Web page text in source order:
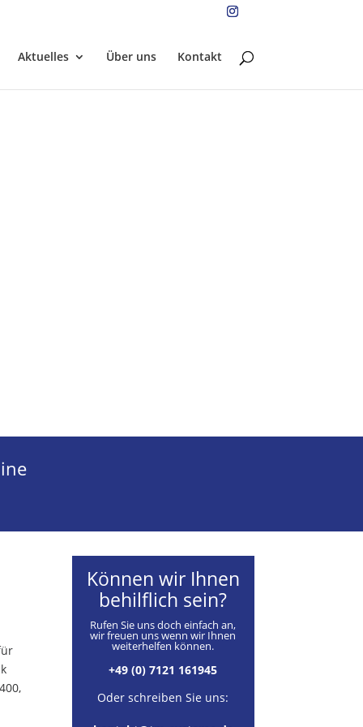
Aktuelles Über uns Kontakt
Können wir Ihnen
behilflich sein?
Rufen Sie uns doch einfach an,
wir freuen uns wenn wir Ihnen
weiterhelfen können.
+49 (0) 7121 161945
Oder schreiben Sie uns: